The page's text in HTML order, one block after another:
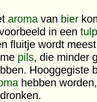
aromavan bier
in een
fluitje wordt
pils, die minder
Hooggegiste
hebben